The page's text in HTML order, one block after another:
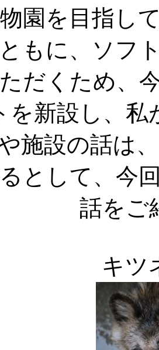
園を目指し
もに、ソフ
だくため、
を新設し、
施設の話は
として、今
話をご
キツ